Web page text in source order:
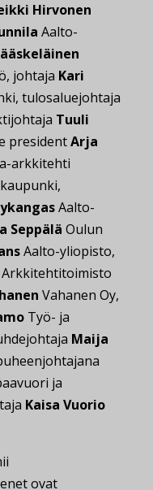
Hirvonen
Aalto-
johtaja Kari
tulosaluejohtaja
Tuuli
presidentArja
arkkitehti
Aalto-
Seppälä Oulun
Aalto-yliopisto,
Arkkitehtitoimisto
Vahanen Oy,
Työ- ja
Maija
ja
Kaisa Vuorio
ovat